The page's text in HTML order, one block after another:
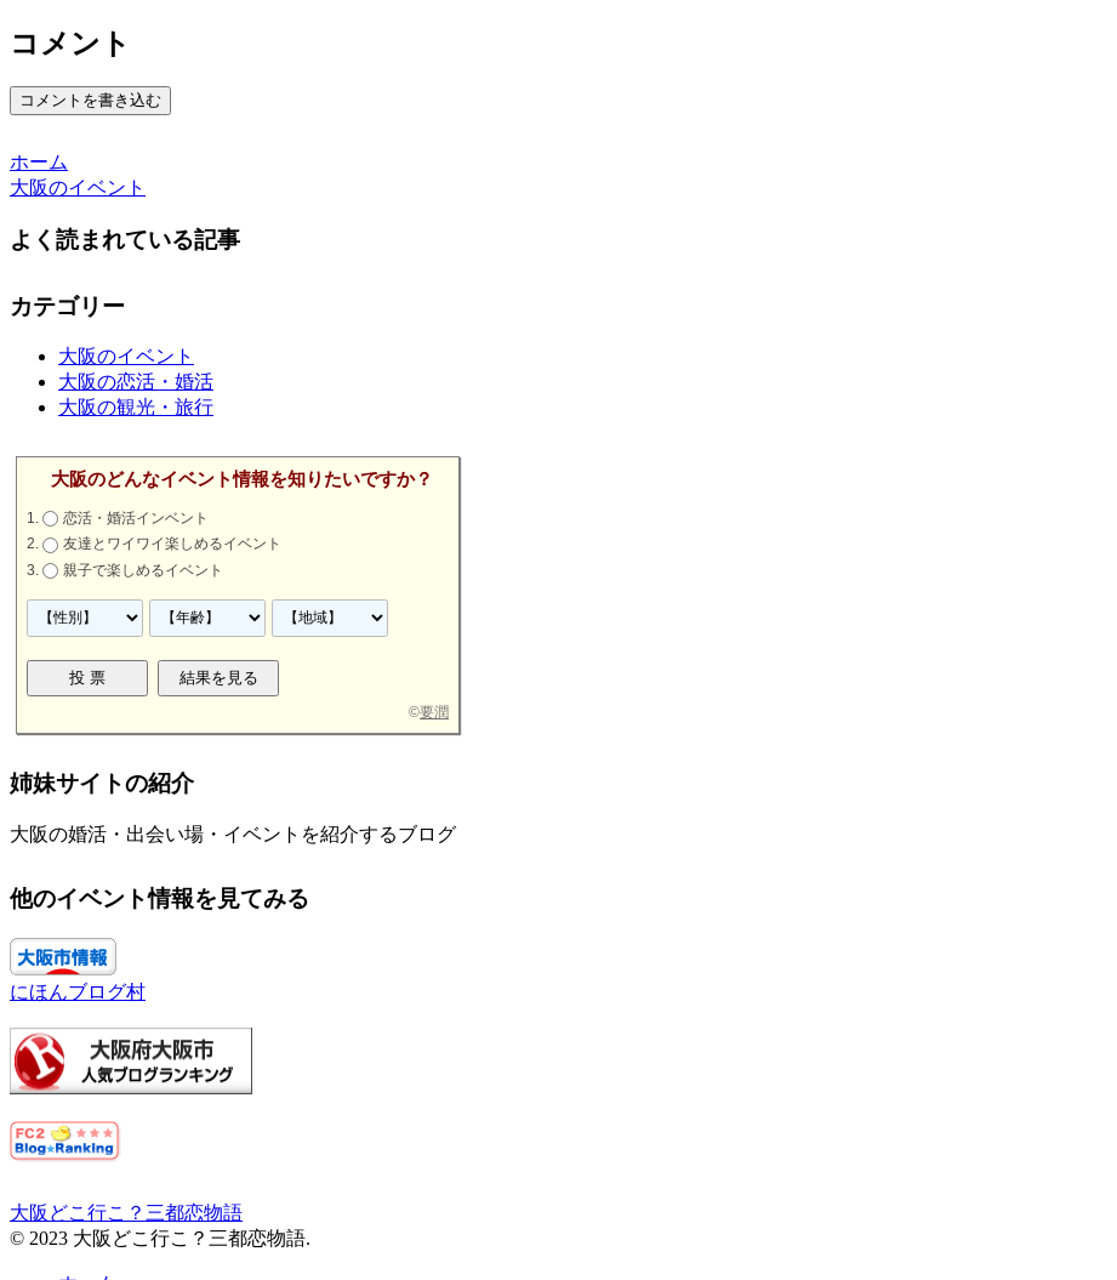
コメント
コメントを書き込む
ホーム
大阪のイベント
よく読まれている記事
カテゴリー
大阪のイベント
大阪の恋活・婚活
大阪の観光・旅行
大阪のどんなイベント情報を知りたいですか？
恋活・婚活インベント
友達とワイワイ楽しめるイベント
親子で楽しめるイベント
©要潤
姉妹サイトの紹介
大阪の婚活・出会い場・イベントを紹介するブログ
他のイベント情報を見てみる
にほんブログ村
大阪どこ行こ？三都恋物語
© 2023 大阪どこ行こ？三都恋物語.